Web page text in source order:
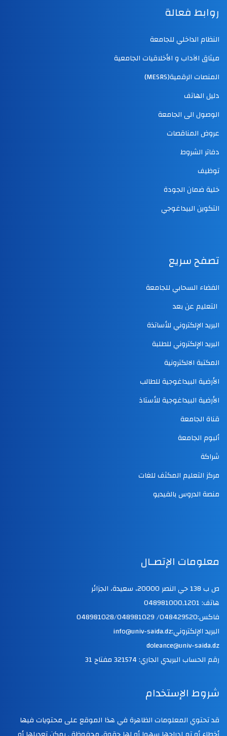
روابط فعالة
النظام الداخلي للجامعة
ميثاق الآداب و الأخلاقيات الجامعية
المنصات الرقمية(MESRS)
دليل الهاتف
الوصول الى الجامعة
عروض المناقصات
دفاتر الشروط
توظيف
خلية ضمان الجودة
التكوين البيداغوجي
تصفح سريع
الفضاء السحابي للجامعة
التعليم عن بعد
البريد الإلكتروني للأساتذة
البريد الإلكتروني للطلبة
المكتبة الالكترونية
الأرضية البيداغوجية للطالب
الأرضية البيداغوجية للأستاذ
قناة الجامعة
ألبوم الجامعة
شراكة
مركز التعليم المكثف للغات
منصة الدروس بالفيديو
معلومات الإتصـال
ص ب 138 حي النصر 20000، سعيدة، الجزائر
هاتف: 048981000,1201
فاكس:048429520/ 048981028/048981029
البريد الإلكتروني:info@univ-saida.dz
doleance@univ-saida.dz
رقم الحساب البريدي الجاري: 321574 مفتاح 31
شروط الإستخدام
قد تحتوي المعلومات الظاهرة في هذا الموقع على محتويات فيها